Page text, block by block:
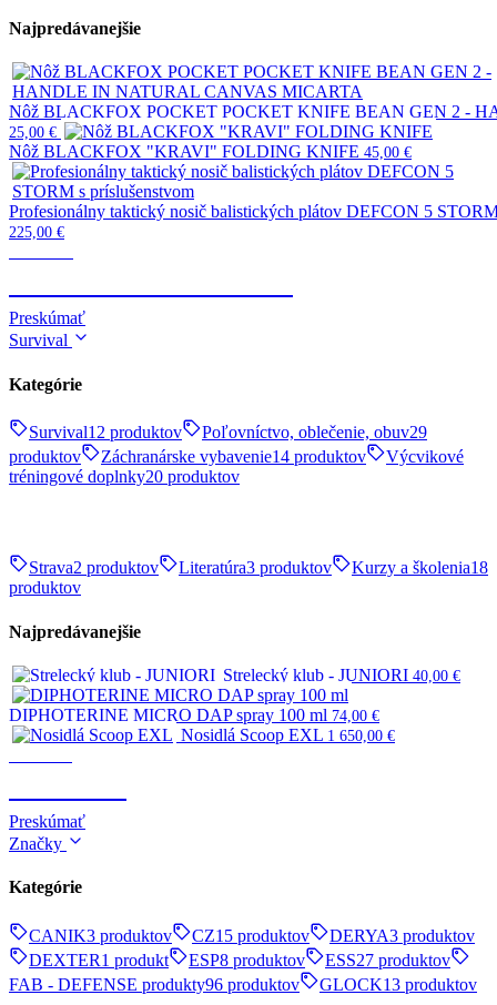
Najpredávanejšie
Nôž BLACKFOX POCKET POCKET KNIFE BEAN GEN 2 -
25,00 €
Nôž BLACKFOX "KRAVI" FOLDING KNIFE 45,00 €
Profesionálny taktický nosič balistických plátov DEFCON 5
225,00 €
Preskúmať
Survival
Kategórie
Survival12 produktov Poľovníctvo, oblečenie, obuv29
produktov
Záchranárske vybavenie14 produktov
Výcvikové
tréningové doplnky20 produktov
Strava2 produktov Literatúra3 produktov Kurzy a školenia18
produktov
Najpredávanejšie
Strelecký klub - JUNIORI 40,00 €
DIPHOTERINE MICRO DAP spray 100 ml 74,00 €
Nosidlá Scoop EXL 1 650,00 €
Preskúmať
Značky
Kategórie
CANIK3 produktov CZ15 produktov DERYA3 produktov
DEXTER1 produkt ESP8 produktov ESS27 produktov
FAB - DEFENSE produkty96 produktov GLOCK13 produktov